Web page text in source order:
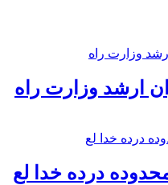
ارشد وزارت راه
درده خدا لع